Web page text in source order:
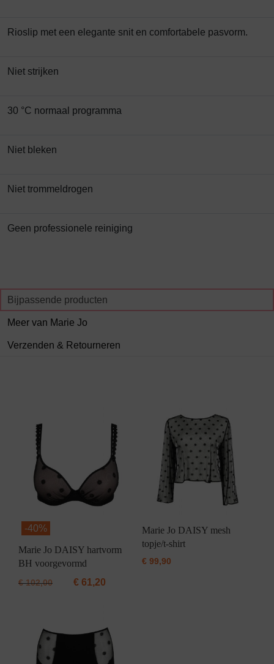
Rioslip met een elegante snit en comfortabele pasvorm.
Niet strijken
30 °C normaal programma
Niet bleken
Niet trommeldrogen
Geen professionele reiniging
Bijpassende producten
Meer van Marie Jo
Verzenden & Retourneren
-40%
Marie Jo DAISY hartvorm
BH voorgevormd
€102,00 € 61,20
Marie Jo DAISY mesh
topje/t-shirt
€99,90